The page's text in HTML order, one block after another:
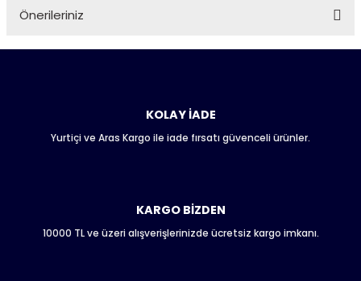
Önerileriniz
Bu ürünün fiyat bilgisi, resim, ürün açıklamalarında ve diğer
Ürün resmi kalitesiz, bozuk veya görüntülenemiyor.
Ürün fiyatı diğer sitelerden daha pahalı.
Bu ürüne benzer farklı alternatifler olmalı.
KOLAY İADE
Yurtiçi ve Aras Kargo ile iade fırsatı güvenceli ürünler.
KARGO BİZDEN
10000 TL ve üzeri alışverişlerinizde ücretsiz kargo imkanı.